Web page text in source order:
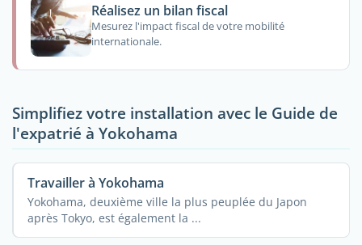
Réalisez un bilan fiscal
Mesurez l'impact fiscal de votre mobilité
internationale.
Simplifiez votre installation avec le Guide de
l'expatrié à Yokohama
Travailler à Yokohama
Yokohama, deuxième ville la plus peuplée du Japon
après Tokyo, est également la ...